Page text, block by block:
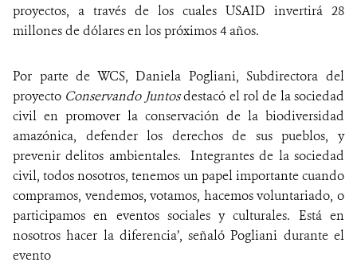
proyectos, a través de los cuales USAID invertirá 28
millones de dólares en los próximos 4 años.
Por parte de WCS, Daniela Pogliani, Subdirectora del
proyecto Conservando Juntosdestacó el rol de la sociedad
civil en promover la conservación de la biodiversidad
amazónica, defender los derechos de sus pueblos, y
prevenir delitos ambientales. Integrantes de la sociedad
civil, todos nosotros, tenemos un papel importante cuando
compramos, vendemos, votamos, hacemos voluntariado, o
participamos en eventos sociales y culturales. Está en
nosotros hacer la diferencia’, señaló Pogliani durante el
evento